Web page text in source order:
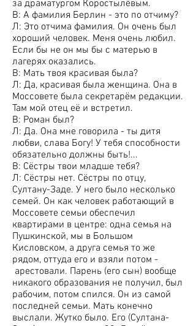
за драматургом Коростылёвым.
В: А фамилия Берлин - это по отчиму?
Л: Это отчима фамилия. Он очень был
хороший человек. Меня очень любил.
Если бы не он мы бы с матерью в
лагерях оказались.
В: Мать твоя красивая была?
Л: Да, красивая была женщина. Она в
Моссовете была секретарём редакции.
Там мой отец её и встретил.
В: Роман был?
Л: Да. Она мне говорила - ты дитя
любви, слава Богу! У тебя способности
обязательно должны быть!...
В: Сёстры твои младше тебя?
Л: Сёстры нет. Сёстры по отцу,
Султану-Заде. У него было несколько
семей. Он как человек работающий в
Моссовете семьи обеспечил
квартирами в центре: одна семья на
Пушкинской, мы в Большом
Кисловском, а друга семья то же
рядом, оттуда его и взяли потом -
арестовали. Парень (его сын) вообще
никакого образования не получил, был
рабочим, потом спился. Он из самой
последней семьи. Мать конечно
выслали. Жутко было. Его (Султана-